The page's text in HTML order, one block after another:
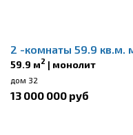
2 -комнаты 59.9 кв.м.
59.9 м2 | монолит
дом 32
13 000 000 руб